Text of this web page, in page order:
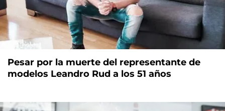
Pesar por la muerte del representante de
modelos Leandro Rud a los 51 años